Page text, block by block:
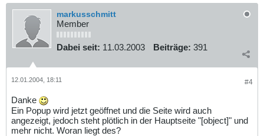
markusschmitt
Member
Dabei seit: 11.03.2003 Beiträge: 391
#4
12.01.2004, 18:11
Danke
Ein Popup wird jetzt geöffnet und die Seite wird auch
angezeigt, jedoch steht plötlich in der Hauptseite "[object]" und
mehr nicht. Woran liegt des?